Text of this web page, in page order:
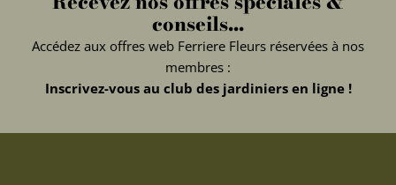
conseils...
Accédez aux offres web Ferriere Fleurs réservées à nos
membres :
Inscrivez-vous au club des jardiniers en ligne !